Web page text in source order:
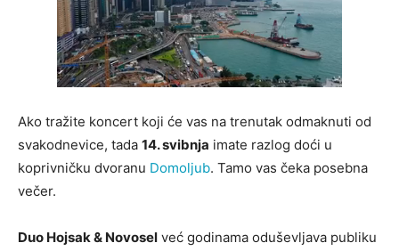
Ako tražite koncert koji će vas na trenutak odmaknuti od
svakodnevice, tada 14. svibnja imate razlog doći u
koprivničku dvoranu Domoljub. Tamo vas čeka posebna
večer.
Duo Hojsak & Novosel već godinama oduševljava publiku